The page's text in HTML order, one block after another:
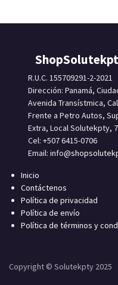
R.U.C. 155709291-2-2021
Dirección: Panamá,
Avenida Transístmica,
Frente a Petro Autos,
Extra, Local Solutekpty,
Cel: +507 6415-0706
Email: info
Inicio
Contáctenos
Política de privacidad
Política de envío
Política de términos y
Copyright © Solutekpty 2025